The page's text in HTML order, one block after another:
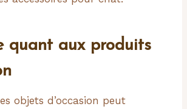
quant aux produits
objets d’occasion peut